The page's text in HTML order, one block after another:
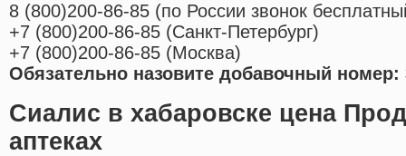
8 (800)200-86-85 (по России звонок
+7 (800)200-86-85 (Санкт-Петербург)
+7 (800)200-86-85 (Москва)
Обязательно назовите добавочный номер:
Сиалис в хабаровске цена
аптеках